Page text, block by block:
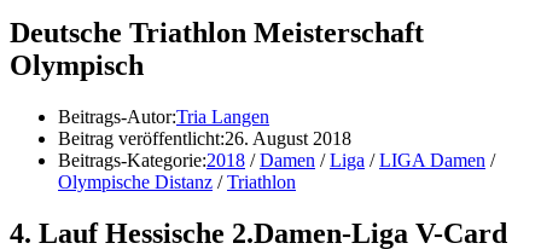
Deutsche Triathlon Meisterschaft
Olympisch
Beitrags-Autor:Tria Langen
Beitrag veröffentlicht:26. August 2018
Beitrags-Kategorie:2018 / Damen / Liga / LIGA Damen /
Olympische Distanz / Triathlon
4. Lauf Hessische 2.Damen-Liga V-Card